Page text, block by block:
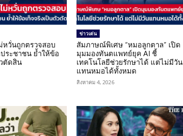
หวั่นถูกตรวจสอบ
ระชาชน ย้ำให้ข้อ
ตัดสิน
ข่าวเด่น
สัมภาษณ์พิเศษ “หมอลูกตาล” เปิด
มุมมองทันตแพทย์ยุค AI ชี้
เทคโนโลยีช่วยรักษาได้ แต่ไม่มีวัน
แทนหมอได้ทั้งหมด
สิงหาคม 4, 2026